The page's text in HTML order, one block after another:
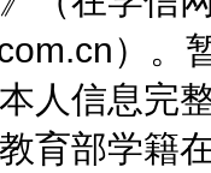
）。
人信息完
育部学籍